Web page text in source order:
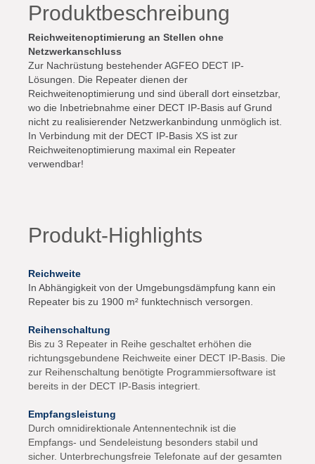
Produktbeschreibung
Reichweitenoptimierung an Stellen ohne
Netzwerkanschluss
Zur Nachrüstung bestehender AGFEO DECT IP-
Lösungen. Die Repeater dienen der
Reichweitenoptimierung und sind überall dort einsetzbar,
wo die Inbetriebnahme einer DECT IP-Basis auf Grund
nicht zu realisierender Netzwerkanbindung unmöglich ist.
In Verbindung mit der DECT IP-Basis XS ist zur
Reichweitenoptimierung maximal ein Repeater
verwendbar!
Produkt-Highlights
Reichweite
In Abhängigkeit von der Umgebungsdämpfung kann ein
Repeater bis zu 1900 m² funktechnisch versorgen.
Reihenschaltung
Bis zu 3 Repeater in Reihe geschaltet erhöhen die
richtungsgebundene Reichweite einer DECT IP-Basis. Die
zur Reihenschaltung benötigte Programmiersoftware ist
bereits in der DECT IP-Basis integriert.
Empfangsleistung
Durch omnidirektionale Antennentechnik ist die
Empfangs- und Sendeleistung besonders stabil und
sicher. Unterbrechungsfreie Telefonate auf der gesamten